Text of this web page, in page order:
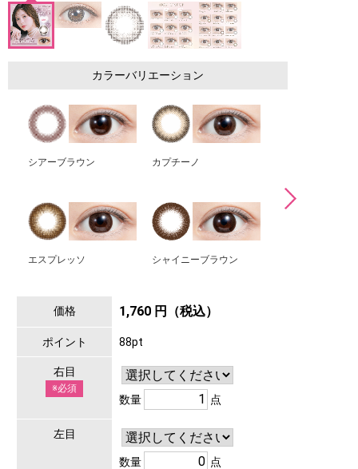
カラーバリエーション
シアーブラウン カプチーノ
エスプレッソ シャイニーブラウン
価格 1,760 円（税込）
ポイント 88pt
右目
※必須
数量 点
左目
数量 点